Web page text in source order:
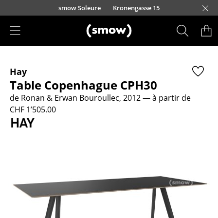
Accéder directement au contenu
smow Soleure Kronengasse 15
Sièges
Chaises de cuisine & salle à manger
Canapés
Chaises cantilever
Chaises et Tabourets de bar
Hay
Table Copenhague CPH30
de Ronan & Erwan Bouroullec, 2012— à partir de
CHF 1’505.00